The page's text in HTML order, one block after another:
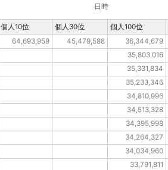
日時
64,693,959 45,479,588 36,344,679
35,803,016
35,331,834
35,233,346
34,810,996
34,513,328
34,395,998
34,264,327
34,034,960
33,791,811
個人10位 個人30位 個人100位